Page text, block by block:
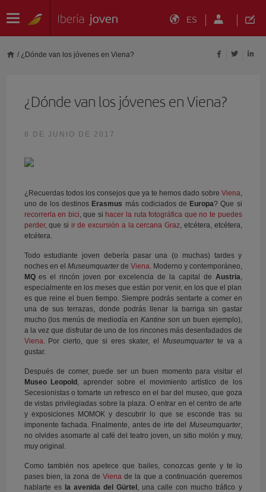
ES
/ ¿Dónde van los jóvenes en Viena?
¿Dónde van los jóvenes en Viena?
8 DE JUNIO DE 2017
¿Recuerdas todos los consejos que ya te hemos dado sobre Viena,
uno de los destinos Erasmus más codiciados de Europa? Que si
recorrerla en bici, que si hacer la ruta fotográfica que no te puedes
perder, que si ir de excursión a la cercana Graz, etcétera, etcétera,
etcétera.
Todo estudiante joven debería pasar una (o muchas) tardes y
noches en el Museumquarterde Viena. Moderno y contemporáneo,
MQes el rincón joven por excelencia de la capital de Austria,
especialmente en los meses que están por venir, en los que el plan
es que reine el buen tiempo. Siempre podrás sentarte a comer en
una de sus terrazas, donde podrás llenar la barriga sin gastar
mucho (los menús de mediodía en Kantine son un buen ejemplo),
a la vez que disfrutar de uno de los rincones más desenfadados de
Viena. Por cierto, que si eres skater, el Museumquarterte va a
gustar.
Después de comer, puede ser un buen momento para visitar el
Museo Leopold , aprender sobre el movimiento artístico de los
Secesionistas o tomarte un refresco en el bar del museo, que goza
de vistas privilegiadas sobre la plaza. O entrar en el centro de arte
y exposiciones MOMOK y descubrir lo que se esconde tras su
imponente fachada. Finalmente, antes de irte del Museumquarter,
no olvides asomarte al café del teatro joven, un sitio molón y muy,
muy original.
Como también nos apetece que bailes, conozcas gente y te lo
pases bien, la zona de Vienade la que a continuación queremos
hablarte esla avenida del Gürtel , una calle con mucho tráfico y